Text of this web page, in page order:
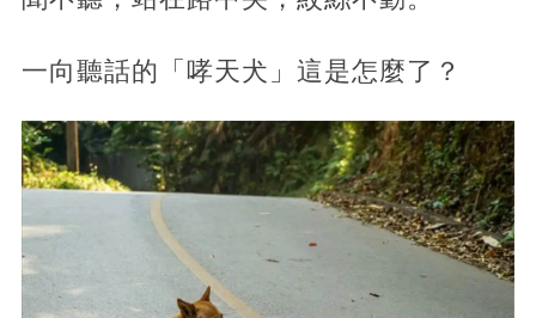
一向聽話的「哮天犬」這是怎麼了？